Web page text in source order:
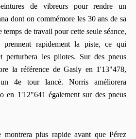
de vibreurs pour rendre un
dont on commémore les 30 ans de sa
de travail pour cette seule séance,
prennent rapidement la piste, ce qui
perturbera les pilotes. Sur des pneus
la référence de Gasly en 1'13"478,
4e tour lancé. Norris améliorera
en 1'12"641 également sur des pneus
plus rapide avant que Pérez